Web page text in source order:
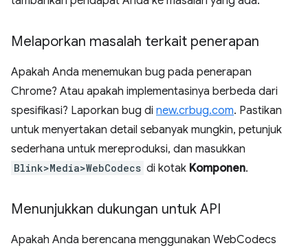
Melaporkan masalah terkait penerapan
Apakah Anda menemukan bug pada penerapan
Chrome? Atau apakah implementasinya berbeda dari
spesifikasi? Laporkan bug di new.crbug.com. Pastikan
untuk menyertakan detail sebanyak mungkin, petunjuk
sederhana untuk mereproduksi, dan masukkan
Blink>Media>WebCodecs di kotak Komponen.
Menunjukkan dukungan untuk API
Apakah Anda berencana menggunakan WebCodecs